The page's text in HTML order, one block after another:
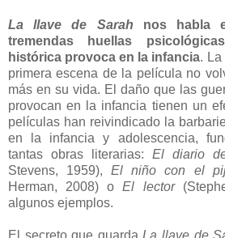
La llave de Sarah nos habla
tremendas huellas
histórica provoca en la infancia. La
primera escena de la película no
más en su vida. El daño que las
provocan en la infancia tienen un
películas han reivindicado la
en la infancia y adolescencia,
tantas obras literarias: El diario
Stevens, 1959),El niño con el
Herman, 2008) oEl lector
algunos ejemplos.
El secreto que guarda La llave de